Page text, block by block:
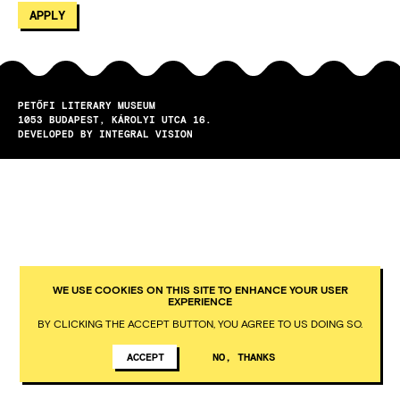
PETŐFI LITERARY MUSEUM
1053
BUDAPEST
KÁROLYI UTCA 16.
DEVELOPED BY INTEGRAL VISION
WE USE COOKIES ON THIS SITE TO ENHANCE YOUR USER
EXPERIENCE
BY CLICKING THE ACCEPT BUTTON, YOU AGREE TO US DOING SO.
ACCEPT NO, THANKS